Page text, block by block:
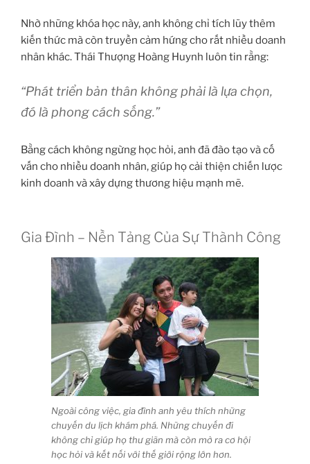
Nhờ những khóa học này, anh không chỉ tích lũy thêm
kiến thức mà còn truyền cảm hứng cho rất nhiều doanh
nhân khác. Thái Thượng Hoàng Huynh luôn tin rằng:
“Phát triển bản thân không phải là lựa chọn,
đó là phong cách sống.”
Bằng cách không ngừng học hỏi, anh đã đào tạo và cố
vấn cho nhiều doanh nhân, giúp họ cải thiện chiến lược
kinh doanh và xây dựng thương hiệu mạnh mẽ.
Gia Đình – Nền Tảng Của Sự Thành Công
Ngoài công việc, gia đình anh yêu thích những
chuyến du lịch khám phá. Những chuyến đi
không chỉ giúp họ thư giãn mà còn mở ra cơ hội
học hỏi và kết nối với thế giới rộng lớn hơn.